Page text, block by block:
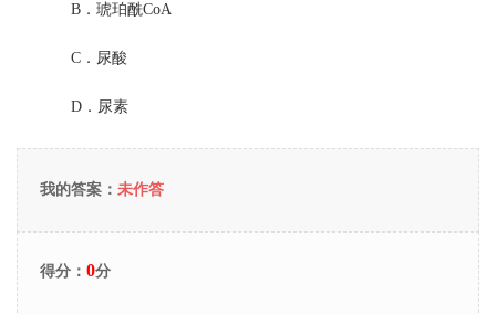
B． 琥珀酰CoA
C． 尿酸
D． 尿素
我的答案： 未作答
得分： 0分